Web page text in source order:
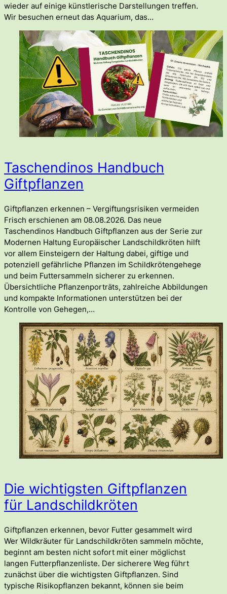
wieder auf einige künstlerische Darstellungen treffen.
Wir besuchen erneut das Aquarium, das…
Taschendinos Handbuch
Giftpflanzen
Giftpflanzen erkennen – Vergiftungsrisiken vermeiden
Frisch erschienen am 08.08.2026. Das neue
Taschendinos Handbuch Giftpflanzen aus der Serie zur
Modernen Haltung Europäischer Landschildkröten hilft
vor allem Einsteigern der Haltung dabei, giftige und
potenziell gefährliche Pflanzen im Schildkrötengehege
und beim Futtersammeln sicherer zu erkennen.
Übersichtliche Pflanzenporträts, zahlreiche Abbildungen
und kompakte Informationen unterstützen bei der
Kontrolle von Gehegen,…
Die wichtigsten Giftpflanzen
für Landschildkröten
Giftpflanzen erkennen, bevor Futter gesammelt wird
Wer Wildkräuter für Landschildkröten sammeln möchte,
beginnt am besten nicht sofort mit einer möglichst
langen Futterpflanzenliste. Der sicherere Weg führt
zunächst über die wichtigsten Giftpflanzen. Sind
typische Risikopflanzen bekannt, können sie beim